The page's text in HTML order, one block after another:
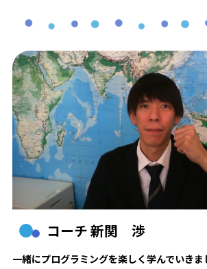
コーチ 新関 渉
一緒にプログラミングを楽しく学んでいきま